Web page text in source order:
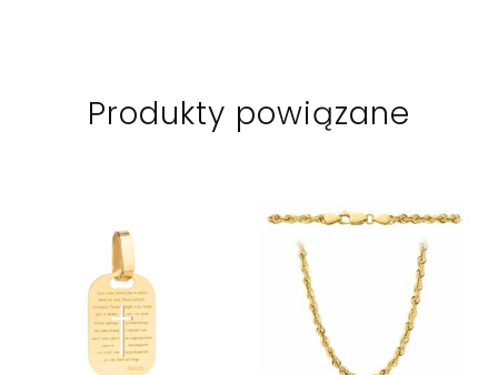
Produkty powiązane